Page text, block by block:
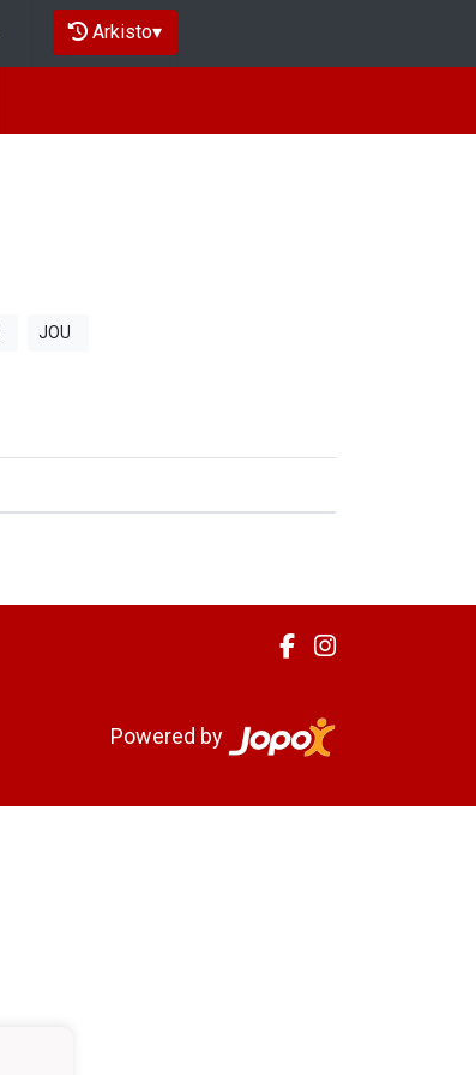
Arkisto▾
JOU
Powered by